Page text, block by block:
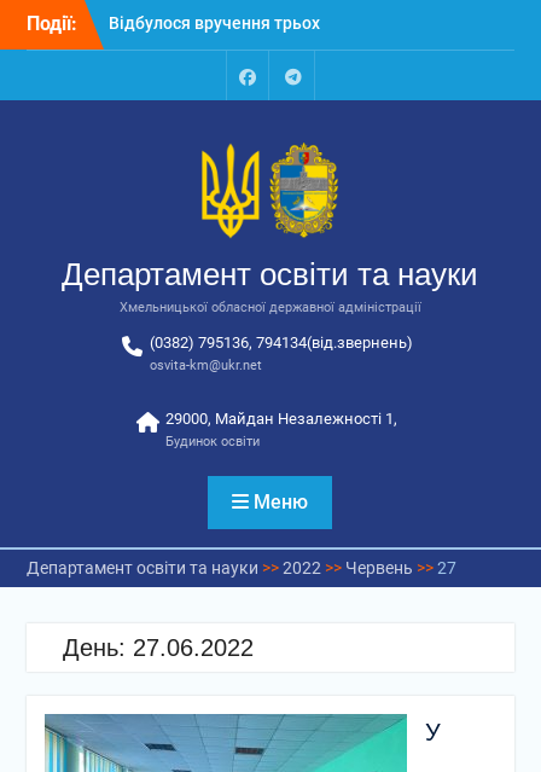
Перейти
Події:
закладів освіти
колегії Департаменту
Відбулась обласна
відповідальних за
національно-патріотичне
FacebookTalegram
Департамент освіти та науки
Хмельницької обласної державної адміністрації
(0382) 795136, 794134(від.звернень)
osvita-km@ukr.net
29000, Майдан Незалежності 1,
Будинок освіти
Меню
Департамент освіти та науки >>2022 >> Червень >>27
День: 27.06.2022
У